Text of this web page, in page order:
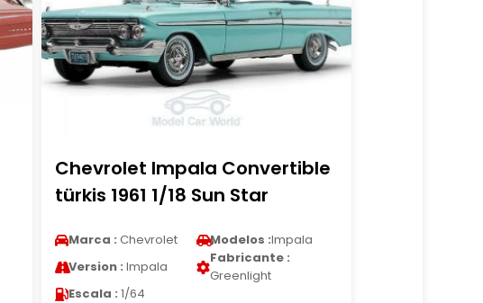
Chevrolet Impala Convertible
türkis 1961 1/18 Sun Star
Marca : Chevrolet Modelos :Impala
Version : Impala
Fabricante :
Greenlight
Escala : 1/64